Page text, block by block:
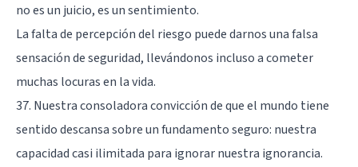
no es un juicio, es un sentimiento.
La falta de percepción del riesgo puede darnos una falsa
sensación de seguridad, llevándonos incluso a cometer
muchas locuras en la vida.
37. Nuestra consoladora convicción de que el mundo tiene
sentido descansa sobre un fundamento seguro: nuestra
capacidad casi ilimitada para ignorar nuestra ignorancia.